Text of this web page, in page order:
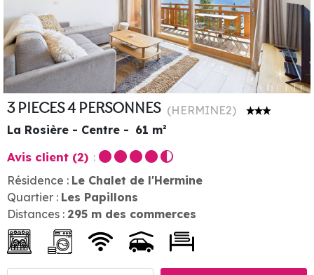
3 PIECES 4 PERSONNES (HERMINE2)
La Rosière - Centre
61 m²
Avis client (2)
Résidence : Le Chalet de l'Hermine
Quartier : Les Papillons
Distances : 295 m des commerces